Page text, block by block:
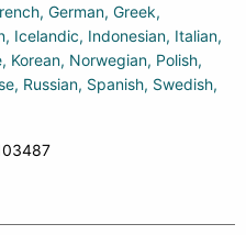
German Greek
Icelandic Indonesian Italian
Korean Norwegian Polish
Russian Spanish Swedish